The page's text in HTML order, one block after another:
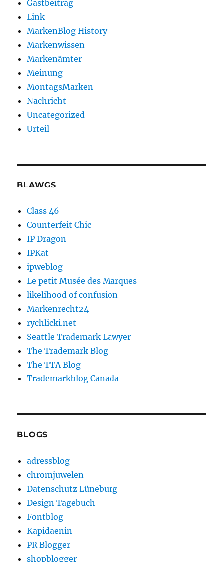
Gastbeitrag
Link
MarkenBlog History
Markenwissen
Markenämter
Meinung
MontagsMarken
Nachricht
Uncategorized
Urteil
BLAWGS
Class 46
Counterfeit Chic
IP Dragon
IPKat
ipweblog
Le petit Musée des Marques
likelihood of confusion
Markenrecht24
rychlicki.net
Seattle Trademark Lawyer
The Trademark Blog
The TTA Blog
Trademarkblog Canada
BLOGS
adressblog
chromjuwelen
Datenschutz Lüneburg
Design Tagebuch
Fontblog
Kapidaenin
PR Blogger
shopblogger